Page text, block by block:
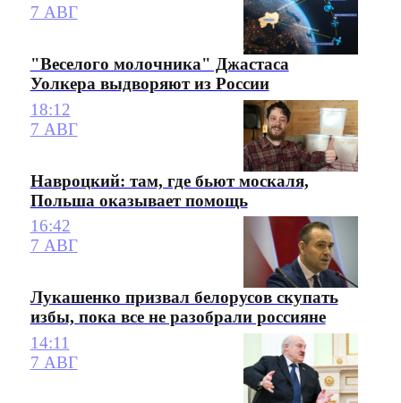
7 АВГ
"Веселого молочника" Джастаса
Уолкера выдворяют из России
18:12
7 АВГ
Навроцкий: там, где бьют москаля,
Польша оказывает помощь
16:42
7 АВГ
Лукашенко призвал белорусов скупать
избы, пока все не разобрали россияне
14:11
7 АВГ